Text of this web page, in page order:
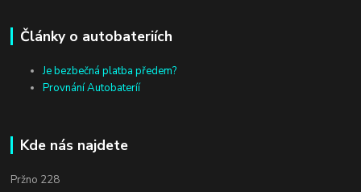
Články o autobateriích
Je bezbečná platba předem?
Provnání Autobateríí
Kde nás najdete
Pržno 228